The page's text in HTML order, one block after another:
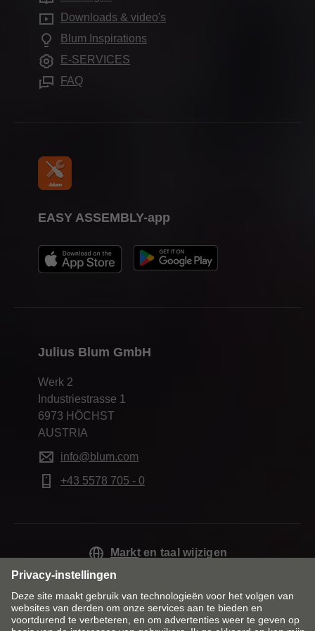
Kasttoepassingen
Verdere thema's
Verwerkingshulpmiddelen
Vaak gestelde vragen
Opleiding
Pers
Julius Blum GmbH
Werk 2
Industriestrasse 1
6973 HÖCHST
AUSTRIA
info@blum.com
+43 5578 705 - 0
EASY ASSEMBLY-app
Downloads & video's
Blum Inspirations
E-SERVICES
FAQ
Markt en taal wijzigen
Contact Bedrijfsgegevens
Juridische informatie Cookie Policy